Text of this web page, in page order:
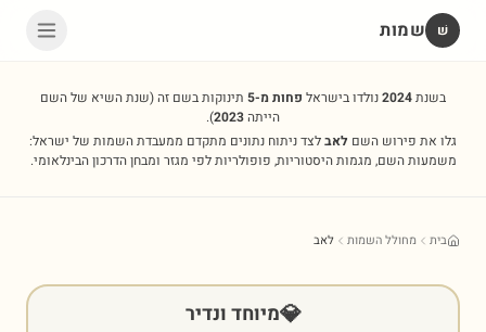
שׁ שמות
בשנת2024נולדו בישראל פחות מ-5 תינוקות בשם זה(שנת השיא של השם
הייתה2023
).
גלו את פירוש השם לאבלצד ניתוח נתונים מתקדם ממעבדת השמות של ישראל:
משמעות השם, מגמות היסטוריות, פופולריות לפי מגזר ומבחן הדרכון הבינלאומי.
בית מחולל השמות לאב
💎מיוחד ונדיר